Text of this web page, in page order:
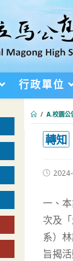
行政單位
/ A.校園公
轉知
Post
一、
次及
系）
旨揭